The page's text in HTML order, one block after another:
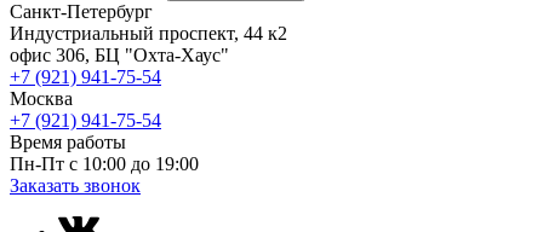
Санкт-Петербург
Индустриальный проспект, 44 к2
офис 306, БЦ "Охта-Хаус"
+7 (921) 941-75-54
Москва
+7 (921) 941-75-54
Время работы
Пн-Пт с 10:00 до 19:00
Заказать звонок